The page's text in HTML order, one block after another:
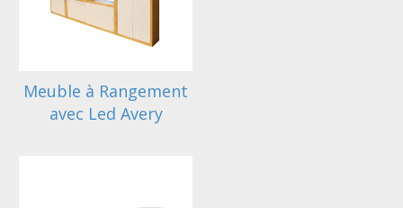
Meuble à Rangement
avec Led Avery